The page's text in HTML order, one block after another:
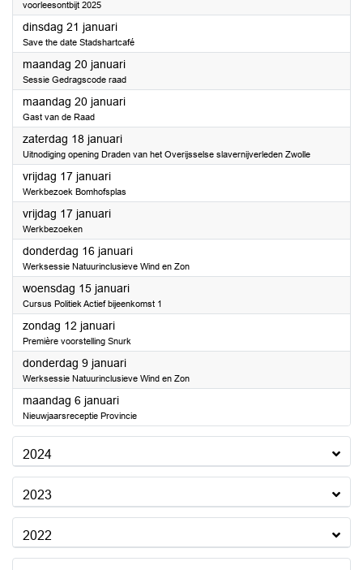
voorleesontbijt 2025
dinsdag 21 januari2025
Save the date Stadshartcafé
maandag 20 januari2025
Sessie Gedragscode raad
maandag 20 januari2025
Gast van de Raad
zaterdag 18 januari2025
Uitnodiging opening Draden van het Overijsselse slavernijverleden Zwolle
vrijdag 17 januari2025
Werkbezoek Bomhofsplas
vrijdag 17 januari2025
Werkbezoeken
donderdag 16 januari2025
Werksessie Natuurinclusieve Wind en Zon
woensdag 15 januari2025
Cursus Politiek Actief bijeenkomst 1
zondag 12 januari2025
Première voorstelling Snurk
donderdag 9 januari2025
Werksessie Natuurinclusieve Wind en Zon
maandag 6 januari2025
Nieuwjaarsreceptie Provincie
2024
2023
2022